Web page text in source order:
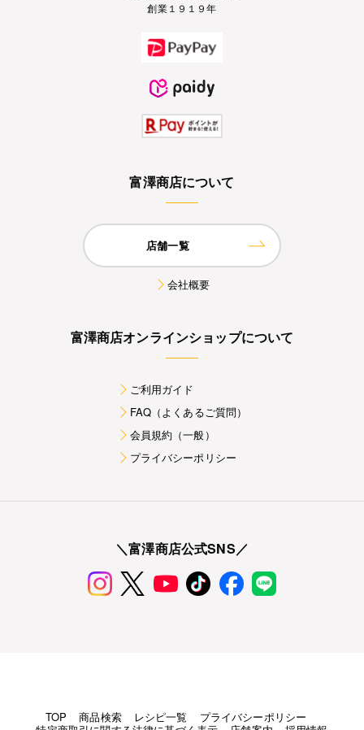
創業１９１９年
富澤商店について
店舗一覧
会社概要
富澤商店オンラインショップについて
ご利用ガイド
FAQ（よくあるご質問）
会員規約（一般）
プライバシーポリシー
＼富澤商店公式SNS／
TOP 商品検索 レシピ一覧
プライバシーポリシー